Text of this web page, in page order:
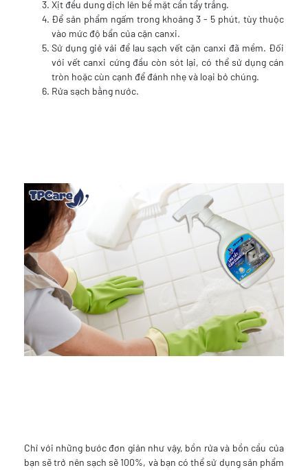
Xịt đều dung dịch lên bề mặt cần tẩy trắng.
Để sản phẩm ngấm trong khoảng 3 - 5 phút, tùy thuộc
vào mức độ bẩn của cặn canxi.
Sử dụng giẻ vải để lau sạch vết cặn canxi đã mềm. Đối
với vết canxi cứng đầu còn sót lại, có thể sử dụng cán
tròn hoặc cùn cạnh để đánh nhẹ và loại bỏ chúng.
Rửa sạch bằng nước.
Chỉ với những bước đơn giản như vậy, bồn rửa và bồn cầu của
bạn sẽ trở nên sạch sẽ 100%, và bạn có thể sử dụng sản phẩm